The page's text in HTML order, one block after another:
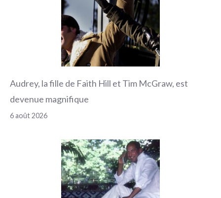
Audrey, la fille de Faith Hill et Tim McGraw, est
devenue magnifique
6 août 2026